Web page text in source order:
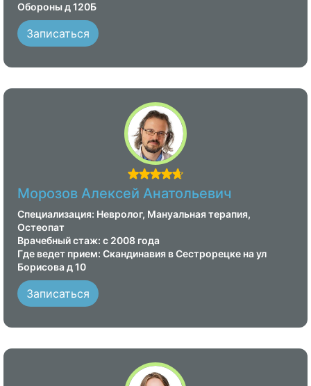
Обороны д 120Б
Записаться
Морозов Алексей Анатольевич
Специализация: Невролог, Мануальная терапия,
Остеопат
Врачебный стаж: с 2008 года
Где ведет прием: Скандинавия в Сестрорецке на ул
Борисова д 10
Записаться